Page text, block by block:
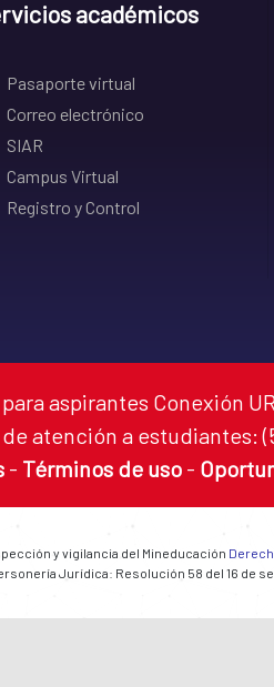
académicos
Pasaporte virtual
Correo electrónico
SIAR
Campus Virtual
Registro y Control
aspirantes Conexión
atención a estudiantes:
- Términos de uso -
y vigilancia del Mineducación
Jurídica: Resolución 58 del 16 de